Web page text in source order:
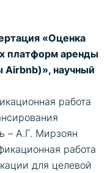
«Оценка
платформ аренды
научный
работа
– А.Г. Мирзоян
работа
для целевой